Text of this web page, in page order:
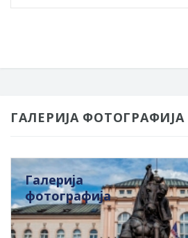
ГАЛЕРИЈА ФОТОГРАФИЈА
Галерија
фотографија